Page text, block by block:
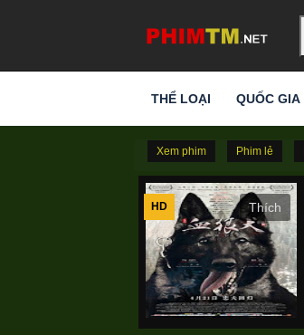
THỂ LOẠI QUỐC GIA
Xem phim Phim lẻ
HD